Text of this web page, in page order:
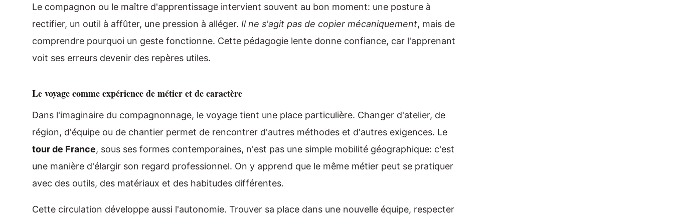
Le compagnon ou le maître d'apprentissage intervient souvent au bon moment: une posture à
rectifier, un outil à affûter, une pression à alléger. Il ne s'agit pas de copier mécaniquement, mais de
comprendre pourquoi un geste fonctionne. Cette pédagogie lente donne confiance, car l'apprenant
voit ses erreurs devenir des repères utiles.
Le voyage comme expérience de métier et de caractère
Dans l'imaginaire du compagnonnage, le voyage tient une place particulière. Changer d'atelier, de
région, d'équipe ou de chantier permet de rencontrer d'autres méthodes et d'autres exigences. Le
tour de France, sous ses formes contemporaines, n'est pas une simple mobilité géographique: c'est
une manière d'élargir son regard professionnel. On y apprend que le même métier peut se pratiquer
avec des outils, des matériaux et des habitudes différentes.
Cette circulation développe aussi l'autonomie. Trouver sa place dans une nouvelle équipe, respecter